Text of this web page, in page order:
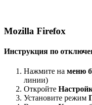
Mozilla Firefox
Инструкция по
Нажмите на меню
линии)
Откройте
Установите режим